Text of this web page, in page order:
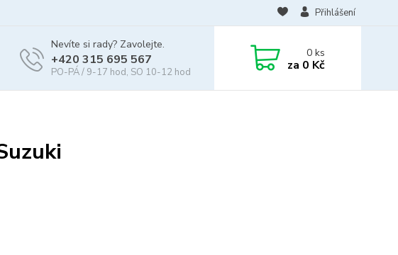
Přihlášení
Nevíte si rady? Zavolejte.
+420 315 695 567
PO-PÁ / 9-17 hod, SO 10-12 hod
0ks
za 0 Kč